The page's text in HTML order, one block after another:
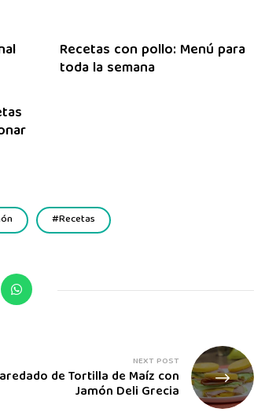
Recetas con pollo: Menú para
toda la semana
Recetas
NEXT POST
de Tortilla de Maíz con
Jamón Deli Grecia